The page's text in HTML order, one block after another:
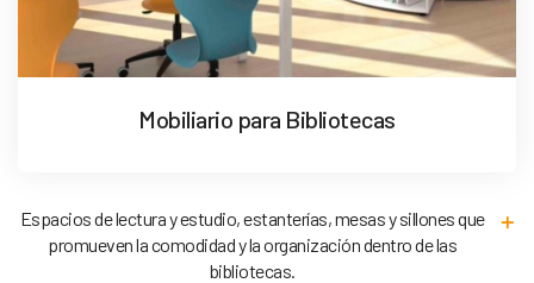
Mobiliario para Bibliotecas
Espacios de lectura y estudio, estanterías, mesas y sillones que
promueven la comodidad y la organización dentro de las
bibliotecas.